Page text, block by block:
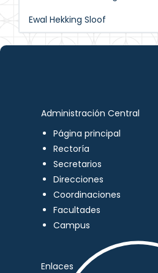
Ewal Hekking Sloof
Administración Central
Página principal
Rectoría
Secretarios
Direcciones
Coordinaciones
Facultades
Campus
Enlaces